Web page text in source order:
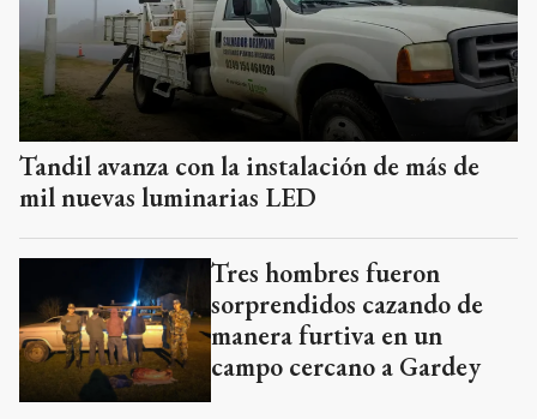
Tandil avanza con la instalación de más de
mil nuevas luminarias LED
Tres hombres fueron
sorprendidos cazando de
manera furtiva en un
campo cercano a Gardey